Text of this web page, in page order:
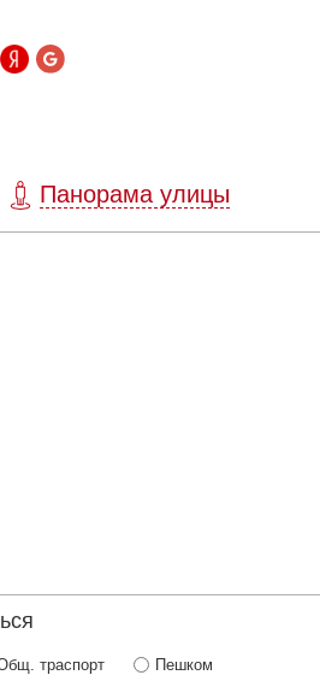
Панорама улицы
траспорт Пешком